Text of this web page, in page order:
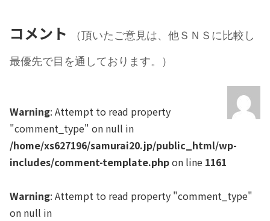
コメント
（頂いたご意見は、他ＳＮＳに比較し
最優先で目を通しております。）
Warning: Attempt to read property
"comment_type" on null in
/home/xs627196/samurai20.jp/public_html/wp-
includes/comment-template.phpon line 1161
Warning: Attempt to read property "comment_type"
on null in